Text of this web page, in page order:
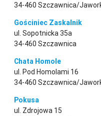
34-460 Szczawnica/
Gościniec Zaskalnik
ul. Sopotnicka 35a
34-460 Szczawnica
Chata Homole
ul. Pod Homolami 16
34-460 Szczawnica/
Pokusa
ul. Zdrojowa 15